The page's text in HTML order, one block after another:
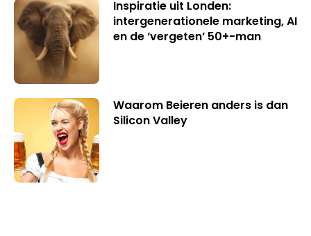
Inspiratie uit Londen:
intergenerationele marketing, AI
en de ‘vergeten’ 50+-man
Waarom Beieren anders is dan
Silicon Valley